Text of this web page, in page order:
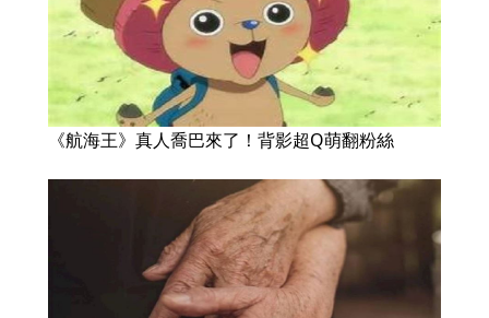
《航海王》真人喬巴來了！背影超Q萌翻粉絲